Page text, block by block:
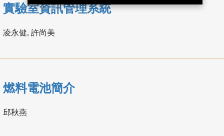
實驗室資訊管理系統
凌永健, 許尚美
燃料電池簡介
邱秋燕